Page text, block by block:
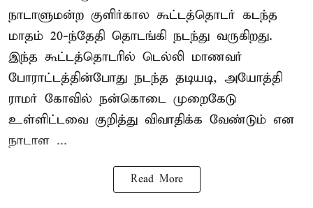
நாடாளுமன்ற குளிர்கால கூட்டத்தொடர் கடந்த
மாதம் 20-ந்தேதி தொடங்கி நடந்து வருகிறது.
இந்த கூட்டத்தொடரில் டெல்லி மாணவர்
போராட்டத்தின்போது நடந்த தடியடி, அயோத்தி
ராமர் கோவில் நன்கொடை முறைகேடு
உள்ளிட்டவை குறித்து விவாதிக்க வேண்டும் என
நாடாள ...
Read More